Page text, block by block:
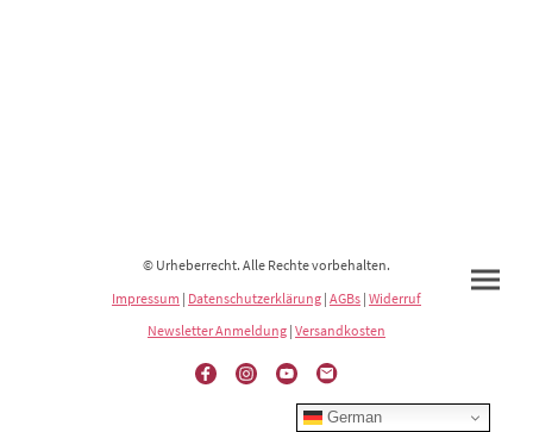
© Urheberrecht. Alle Rechte vorbehalten.
Impressum | Datenschutzerklärung | AGBs | Widerruf
Newsletter Anmeldung | Versandkosten
German